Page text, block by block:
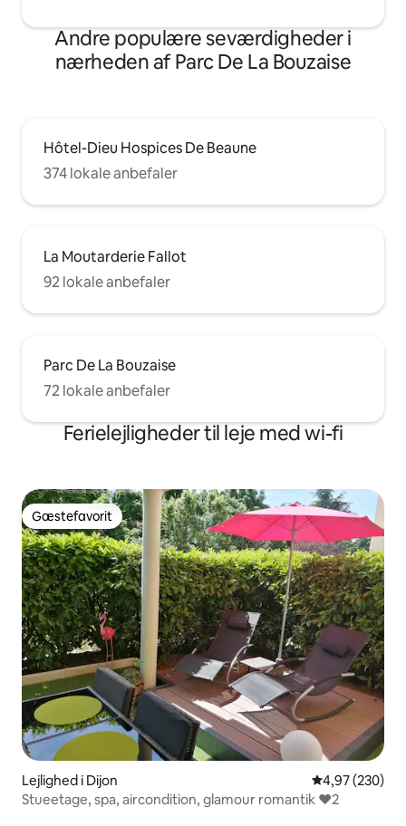
Andre populære seværdigheder i
nærheden af Parc De La Bouzaise
Hôtel-Dieu Hospices De Beaune
374 lokale anbefaler
La Moutarderie Fallot
92 lokale anbefaler
Parc De La Bouzaise
72 lokale anbefaler
Ferielejligheder til leje med wi-fi
Gæstefavorit
Gæstefavorit
Lejlighed i Dijon 4,97 ud af 5 i
4,97 (230)
Stueetage, spa, aircondition, glamour romantik ❤️2